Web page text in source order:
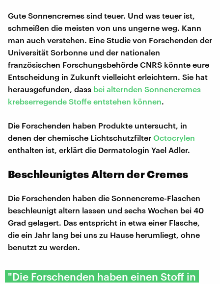
Gute Sonnencremes sind teuer. Und was teuer ist,
schmeißen die meisten von uns ungerne weg. Kann
man auch verstehen. Eine Studie von Forschenden der
Universität Sorbonne und der nationalen
französischen Forschungsbehörde CNRS könnte eure
Entscheidung in Zukunft vielleicht erleichtern. Sie hat
herausgefunden, dass bei alternden Sonnencremes
krebserregende Stoffe entstehen können.
Die Forschenden haben Produkte untersucht, in
denen der chemische Lichtschutzfilter Octocrylen
enthalten ist, erklärt die Dermatologin Yael Adler.
Beschleunigtes Altern der Cremes
Die Forschenden haben die Sonnencreme-Flaschen
beschleunigt altern lassen und sechs Wochen bei 40
Grad gelagert. Das entspricht in etwa einer Flasche,
die ein Jahr lang bei uns zu Hause herumliegt, ohne
benutzt zu werden.
"Die Forschenden haben einen Stoff in